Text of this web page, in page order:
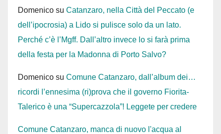
Domenico su Catanzaro, nella Città del Peccato (e
dell’ipocrosia) a Lido si pulisce solo da un lato.
Perché c’è l’Mgff. Dall’altro invece lo si farà prima
della festa per la Madonna di Porto Salvo?
Domenico su Comune Catanzaro, dall’album dei…
ricordi l’ennesima (ri)prova che il governo Fiorita-
Talerico è una “Supercazzola”! Leggete per credere
Comune Catanzaro, manca di nuovo l'acqua al